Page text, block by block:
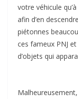
votre véhicule
afin d’en
piétonnes
ces fameux PNJ
d’objets qui